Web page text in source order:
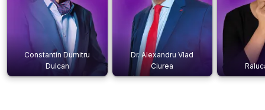
Constantin Dumitru
Dulcan
Dr. Alexandru Vlad
Ciurea